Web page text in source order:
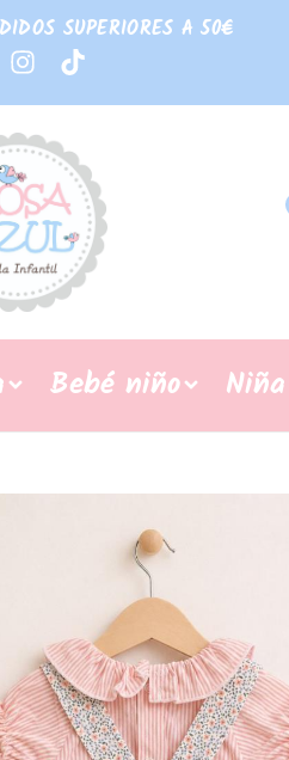
SUPERIORES A 50€
Bebé niño Niña
algodon liberty
IVA Inc.
€ IVA Inc.